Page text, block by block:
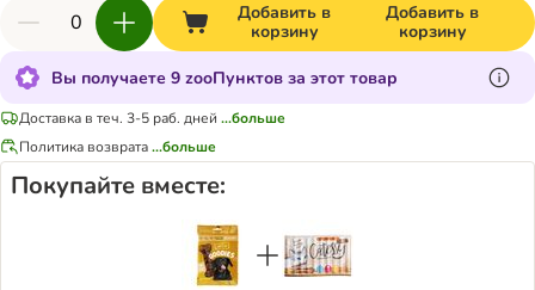
Добавить в
корзину
Добавить в
корзину
Вы получаете 9 zooПунктов за этот товар
Доставка в теч. 3-5 раб. дней ...больше
Политика возврата...больше
Покупайте вместе: